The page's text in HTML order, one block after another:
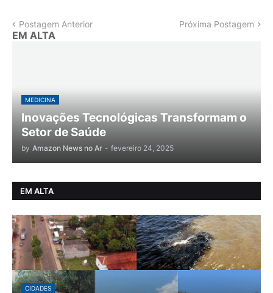
Postagem Anterior Próxima Postagem
EM ALTA
MEDICINA
Inovações Tecnológicas Transformam o
Setor de Saúde
by Amazon News no Ar - fevereiro 24, 2025
EM ALTA
CIDADES